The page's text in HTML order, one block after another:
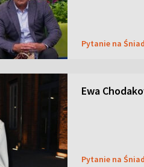
Pytanie na
Ewa
Pytanie na